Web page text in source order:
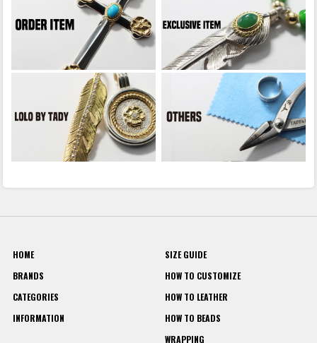
HOME
BRANDS
CATEGORIES
INFORMATION
SIZE GUIDE
HOW TO CUSTOMIZE
HOW TO LEATHER
HOW TO BEADS
WRAPPING